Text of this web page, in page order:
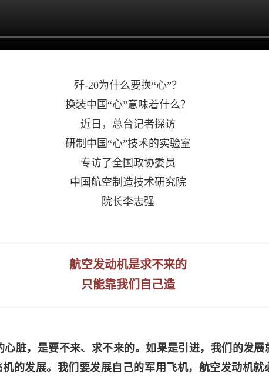
歼-20为什么要换“心”？
换装中国“心”意味着什么？
近日，总台记者探访
研制中国“心”技术的实验室
专访了全国政协委员
中国航空制造技术研究院
院长李志强
航空发动机是求不来的
只能靠我们自己造
心脏，是要不来、求不来的。如果是引进，我们的发
的发展。我们要发展自己的军用飞机，航空发动机